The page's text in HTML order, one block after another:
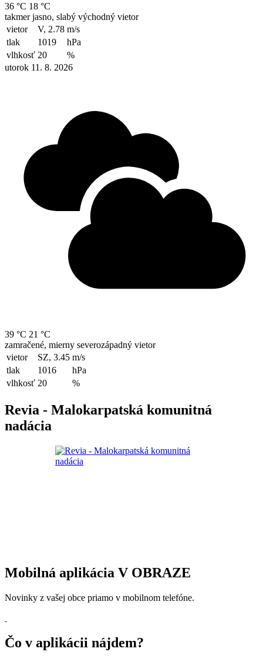
36 °C 18 °C
takmer jasno, slabý východný vietor
vietor
V, 2.78 m/s
tlak
1019
hPa
vlhkosť 20
%
utorok 11. 8. 2026
39 °C 21 °C
zamračené, mierny severozápadný vietor
vietor
SZ, 3.45 m/s
tlak
1016
hPa
vlhkosť 20 %
Revia - Malokarpatská komunitná
nadácia
Mobilná aplikácia V OBRAZE
Novinky z vašej obce priamo v mobilnom telefóne.
Čo v aplikácii nájdem?